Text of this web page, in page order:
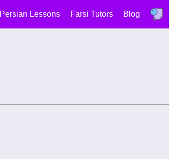
Persian Lessons Farsi Tutors Blog